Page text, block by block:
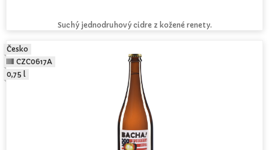
Suchý jednodruhový cidre z kožené renety.
Česko
CZC0617A
0,75 l